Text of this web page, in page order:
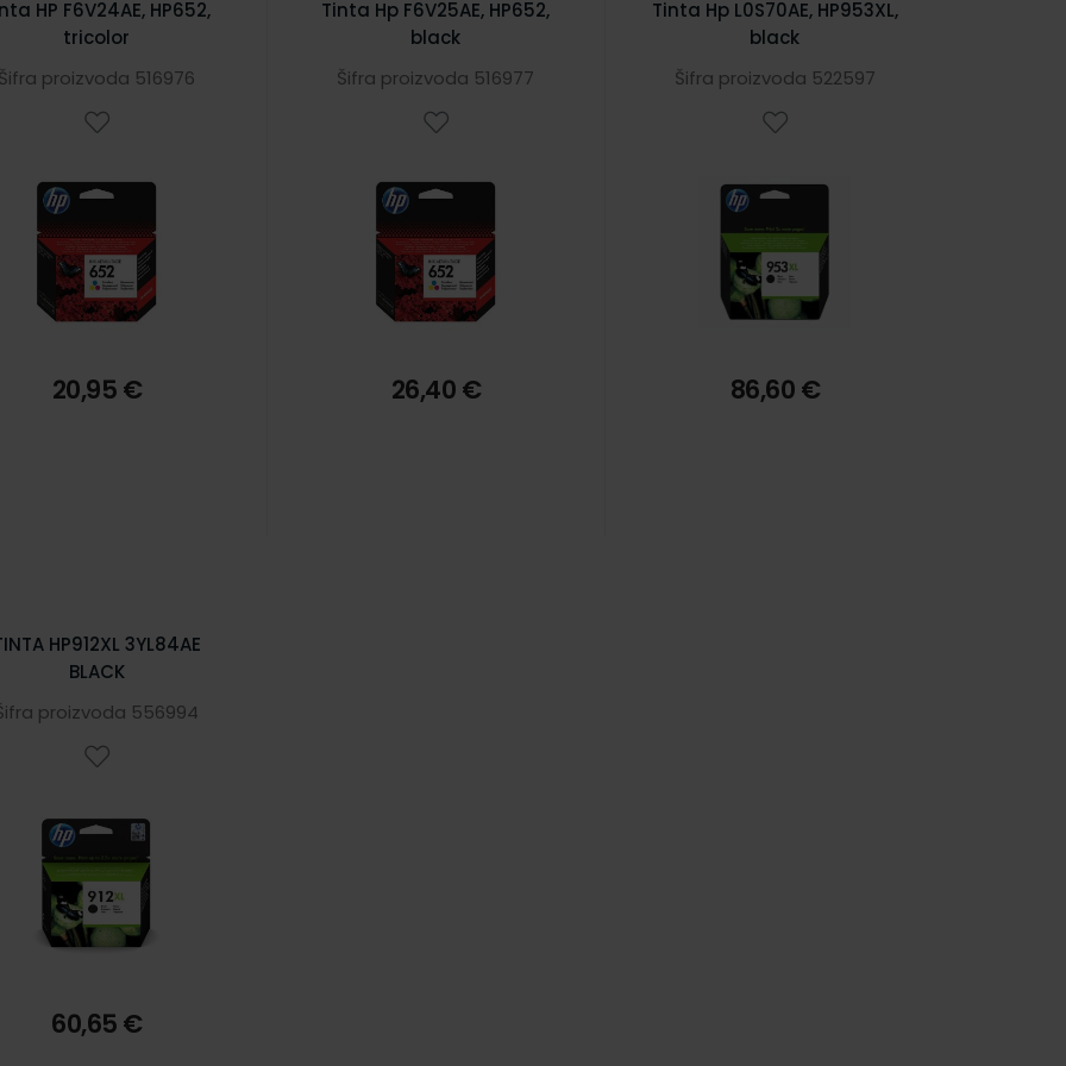
HP F6V24AE, HP652,
tricolor
proizvoda 516976
20,95 €
Tinta Hp F6V25AE, HP652,
black
Šifra proizvoda 516977
26,40 €
Tinta Hp L0S70AE, HP953XL,
black
Šifra proizvoda 522597
86,60 €
HP912XL 3YL84AE
BLACK
proizvoda 556994
60,65 €